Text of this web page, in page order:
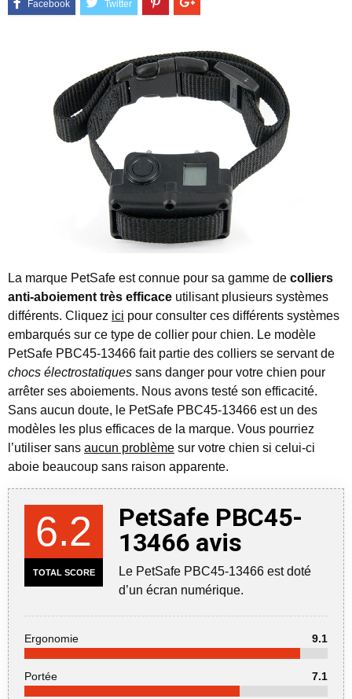
La marque PetSafe est connue pour sa gamme de colliers
anti-aboiement très efficace utilisant plusieurs systèmes
différents. Cliquez ici pour consulter ces différents systèmes
embarqués sur ce type de collier pour chien. Le modèle
PetSafe PBC45-13466 fait partie des colliers se servant de
chocs électrostatiques sans danger pour votre chien pour
arrêter ses aboiements. Nous avons testé son efficacité.
Sans aucun doute, le PetSafe PBC45-13466 est un des
modèles les plus efficaces de la marque. Vous pourriez
l’utiliser sans aucun problème sur votre chien si celui-ci
aboie beaucoup sans raison apparente.
6.2
TOTAL SCORE
PetSafe PBC45-
13466 avis
Le PetSafe PBC45-13466 est doté
d’un écran numérique.
Ergonomie 9.1
Portée 7.1